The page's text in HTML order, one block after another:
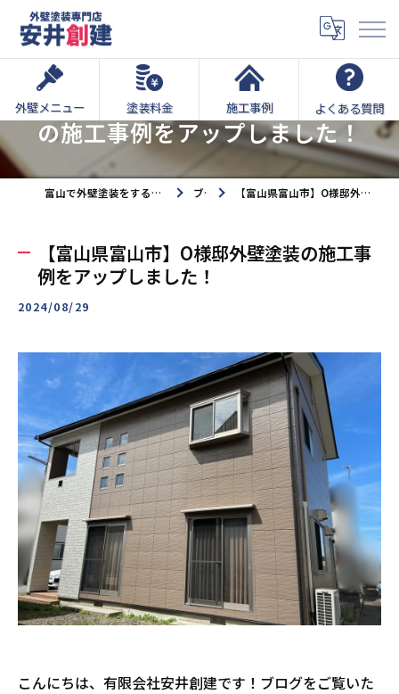
外壁メニュー 塗装料金 施工事例 よくある質問
【富山県富山市】O様邸外壁塗装
の施工事例をアップしました！
富山で外壁塗装をするなら外壁塗装専門店安井創建へ ブログ 【富山県富山市】O様邸外壁塗装の施工事例をアップしました！
【富山県富山市】O様邸外壁塗装の施工事
例をアップしました！
2024/08/29
こんにちは、有限会社安井創建です！ブログをご覧いた